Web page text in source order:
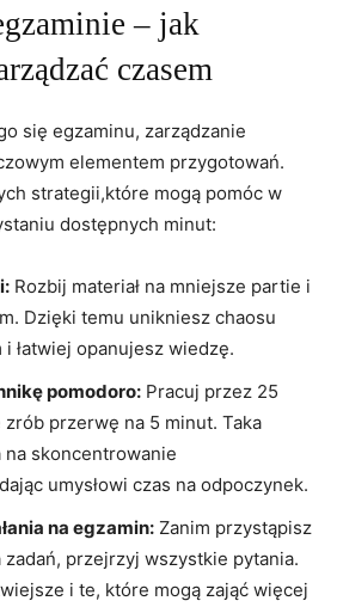
– jak
czasem
się ‌egzaminu, zarządzanie
elementem przygotowań.⁢
strategii,które mogą pomóc w
dostępnych minut:
Rozbij ⁤materiał ​na mniejsze partie i‍
Dzięki temu unikniesz chaosu
łatwiej opanujesz wiedzę.
pomodoro: Pracuj przez⁣ 25
przerwę⁢ na 5 minut. Taka
skoncentrowanie‍
umysłowi czas na odpoczynek.
na egzamin: Zanim przystąpisz
przejrzyj wszystkie pytania.
i te, które mogą zająć więcej